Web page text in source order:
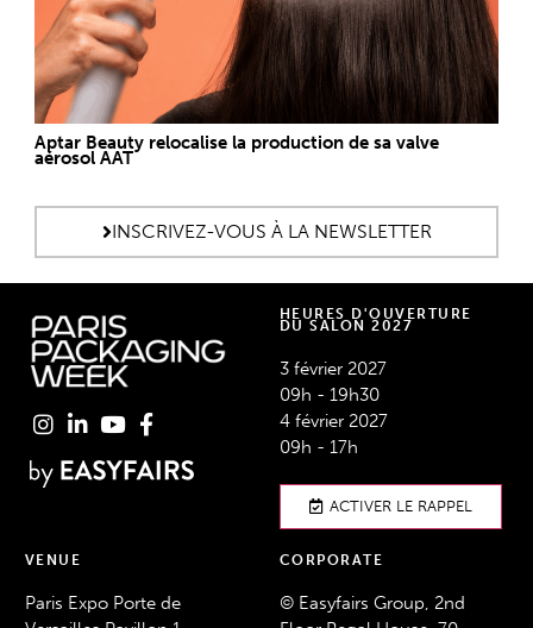
Aptar Beauty relocalise la production de sa valve
aérosol AAT
INSCRIVEZ-VOUS À LA NEWSLETTER
HEURES D'OUVERTURE
DU SALON 2027
3 février 2027
09h - 19h30
4 février 2027
09h - 17h
ACTIVER LE RAPPEL
VENUE
Paris Expo Porte de
CORPORATE
© Easyfairs Group, 2nd